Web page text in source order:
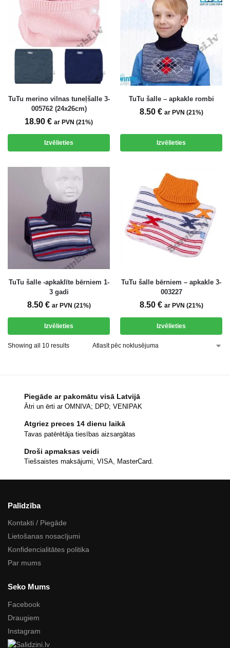
TuTu merino vilnas tuneļšalle 3-
005762 (24x26cm)
18.90 € ar PVN (21%)
Izvēlieties
TuTu šalle – apkakle rombi
8.50 € ar PVN (21%)
Izvēlieties
TuTu šalle -apkaklīte bērniem 1-
3 gadi
8.50 € ar PVN (21%)
Izvēlieties
TuTu šalle bērniem – apkakle 3-
003227
8.50 € ar PVN (21%)
Izvēlieties
Showing all 10 results
Piegāde ar pakomātu visā Latvijā
Ātri un ērti ar OMNIVA; DPD; VENIPAK
Atgriez preces 14 dienu laikā
Tavas patērētāja tiesības aizsargātas
Droši apmaksas veidi
Tiešsaistes maksājumi, VISA, MasterCard.
Palīdzība
Kontakti / Piegāde
Lietošanas nosacījumi
Konfidencialitātes politika
Par mums
Seko Mums
Facebook
Draugiem
Instagram